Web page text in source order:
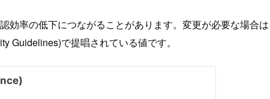
効率の低下につながることがあります。変更が必要な場合
Guidelines)で提唱されている値です。